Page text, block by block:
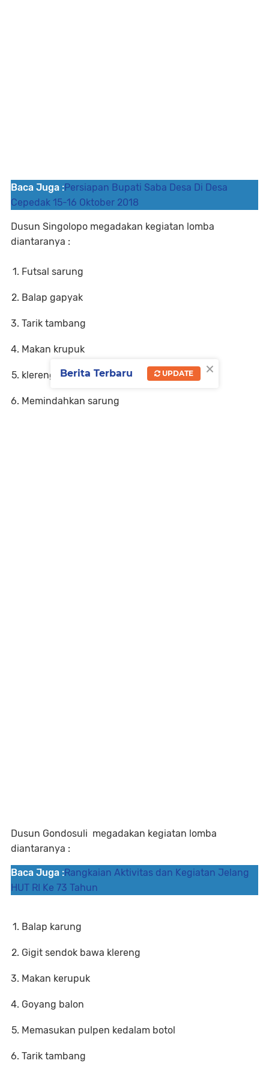
Baca Juga :Persiapan Bupati Saba Desa Di Desa
Cepedak 15-16 Oktober 2018
Dusun Singolopo megadakan kegiatan lomba
diantaranya :
Futsal sarung
Balap gapyak
Tarik tambang
Makan krupuk
klereng di sendok
Memindahkan sarung
Dusun Gondosuli megadakan kegiatan lomba
diantaranya :
Baca Juga :Rangkaian Aktivitas dan Kegiatan Jelang
HUT RI Ke 73 Tahun
Balap karung
Gigit sendok bawa klereng
Makan kerupuk
Goyang balon
Memasukan pulpen kedalam botol
Tarik tambang
×
Berita Terbaru UPDATE